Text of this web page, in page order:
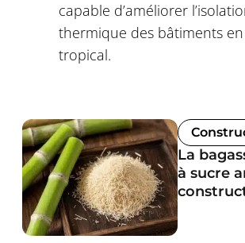
capable d’améliorer
thermique des bâtiments
tropical.
La
à sucre